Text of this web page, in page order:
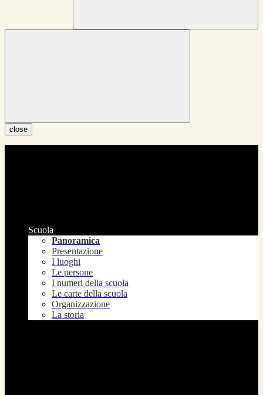
close
Scuola
Panoramica
Presentazione
I luoghi
Le persone
I numeri della scuola
Le carte della scuola
Organizzazione
La storia